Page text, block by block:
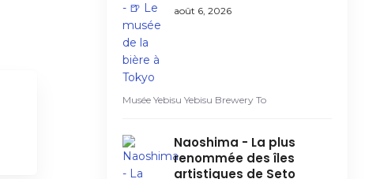
août 6, 2026
Musée Yebisu Yebisu Brewery To
Naoshima - La plus
renommée des îles
artistiques de Seto